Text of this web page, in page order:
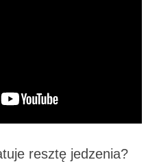
resztę jedzenia?